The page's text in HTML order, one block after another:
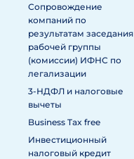
Сопровождение
компаний по
результатам заседания
рабочей группы
(комиссии) ИФНС по
легализации
3-НДФЛ и налоговые
вычеты
Business Tax free
Инвестиционный
налоговый кредит